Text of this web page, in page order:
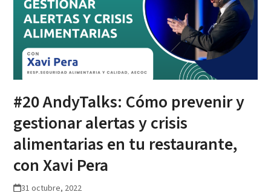
#20 AndyTalks: Cómo prevenir y
gestionar alertas y crisis
alimentarias en tu restaurante,
con Xavi Pera
31 octubre, 2022